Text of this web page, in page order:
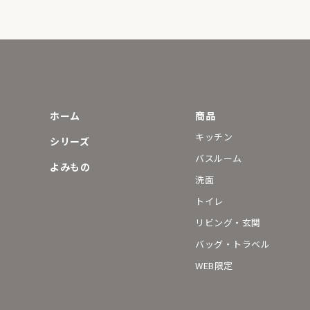
ホーム
シリーズ
よみもの
商品
キッチン
バスルーム
洗面
トイレ
リビング・玄関
バッグ・トラベル
WEB限定